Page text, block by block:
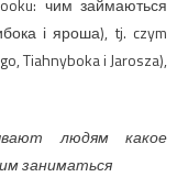
чим займаються
і яроша), tj. czym
Tiahnyboka i Jarosza),
людям какое
заниматься